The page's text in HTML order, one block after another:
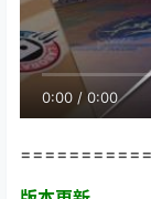
0:00 / 0:00